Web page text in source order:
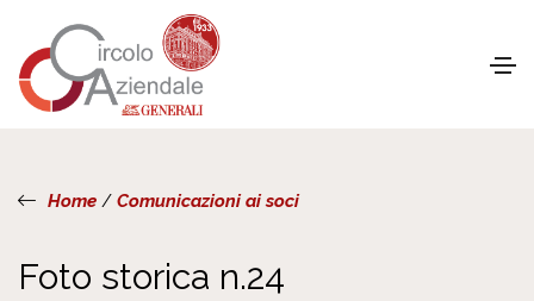
Home/ Comunicazioni ai soci
Foto storica n.24